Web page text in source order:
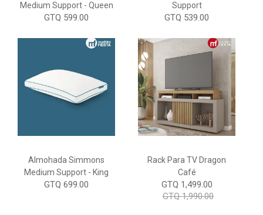
Medium Support - Queen
GTQ 599.00
Support
GTQ 539.00
Almohada Simmons
Medium Support - King
GTQ 699.00
Rack Para TV Dragon
Café
GTQ 1,499.00
GTQ 1,990.00